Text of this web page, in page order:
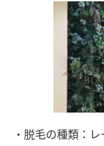
・脱毛の種類：